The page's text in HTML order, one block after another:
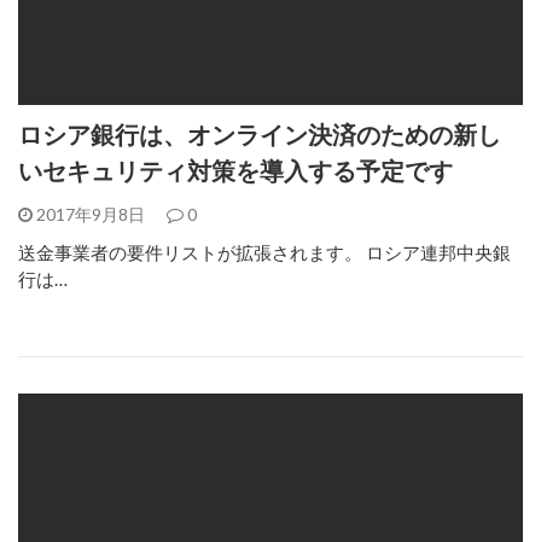
ロシア銀行は、オンライン決済のための新し
いセキュリティ対策を導入する予定です
2017年9月8日 0
送金事業者の要件リストが拡張されます。 ロシア連邦中央銀
行は…